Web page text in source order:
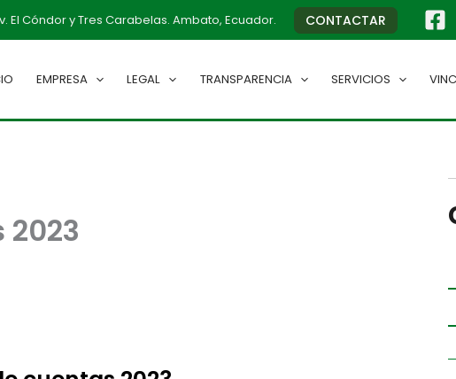
El Cóndor y Tres Carabelas. Ambato, Ecuador. CONTACTAR
EMPRESA LEGAL TRANSPARENCIA SERVICIOS